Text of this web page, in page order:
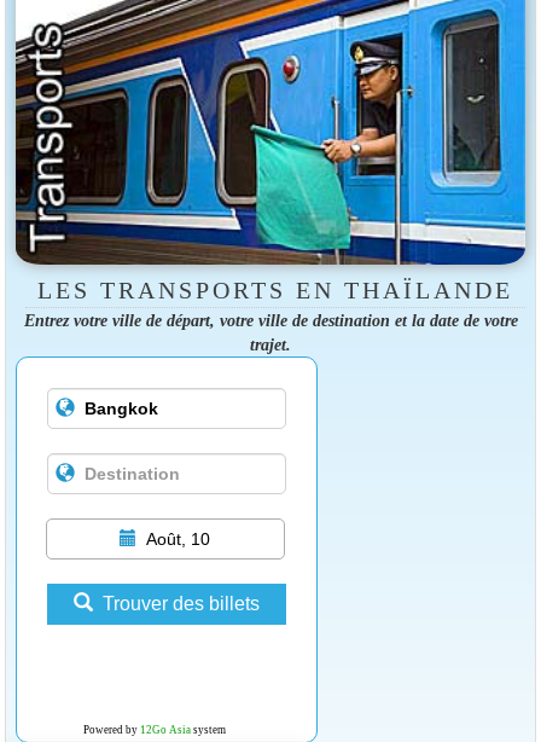
LES TRANSPORTS EN THAÏLANDE
Entrez votre ville de départ, votre ville de destination et la date de votre
trajet.
Août, 10
Trouver des billets
Powered by 12Go Asiasystem